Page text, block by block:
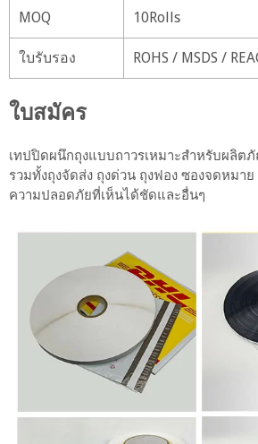
MOQ 10Rolls
ใบรับรอง ROHS / MSDS /
ใบสมัคร
เทปปิดผนึกถุงแบบถาวรเหมาะสำหรับผลิ
รวมทั้งถุงจัดส่ง ถุงด่วน ถุงฟอง ซองจดหมาย
ความปลอดภัยที่เห็นได้ชัดและอื่นๆ